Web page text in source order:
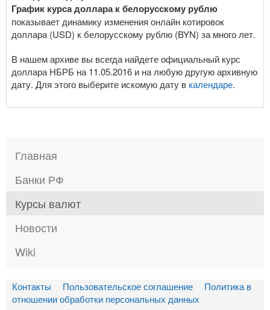
График курса доллара к белорусскому рублю
показывает динамику изменения онлайн котировок
доллара (USD) к белорусскому рублю (BYN) за много лет.
В нашем архиве вы всегда найдете официальный курс
доллара НБРБ на 11.05.2016 и на любую другую архивную
дату. Для этого выберите искомую дату в календаре.
Главная
Банки РФ
Курсы валют
Новости
Wiki
Контакты Пользовательское соглашение
Политика в
отношении обработки персональных данных